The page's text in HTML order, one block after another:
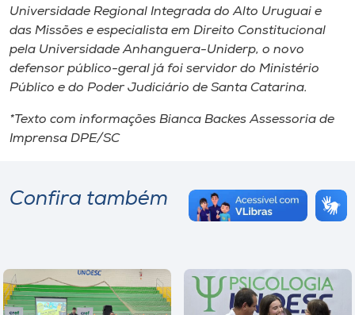
Universidade Regional Integrada do Alto Uruguai e
das Missões e especialista em Direito Constitucional
pela Universidade Anhanguera-Uniderp, o novo
defensor público-geral já foi servidor do Ministério
Público e do Poder Judiciário de Santa Catarina.
*Texto com informações Bianca Backes Assessoria de
Imprensa DPE/SC
Confira também